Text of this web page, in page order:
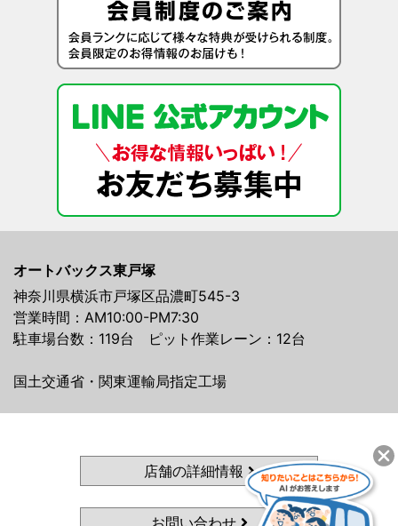
オートバックス東戸塚
神奈川県横浜市戸塚区品濃町545-3
営業時間：AM10:00-PM7:30
駐車場台数：119台 ピット作業レーン：12台
国土交通省・関東運輸局指定工場
店舗の詳細情報
お問い合わせ